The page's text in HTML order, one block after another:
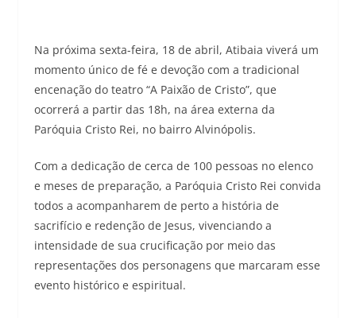
Na próxima sexta-feira, 18 de abril, Atibaia viverá um
momento único de fé e devoção com a tradicional
encenação do teatro “A Paixão de Cristo”, que
ocorrerá a partir das 18h, na área externa da
Paróquia Cristo Rei, no bairro Alvinópolis.
Com a dedicação de cerca de 100 pessoas no elenco
e meses de preparação, a Paróquia Cristo Rei convida
todos a acompanharem de perto a história de
sacrifício e redenção de Jesus, vivenciando a
intensidade de sua crucificação por meio das
representações dos personagens que marcaram esse
evento histórico e espiritual.